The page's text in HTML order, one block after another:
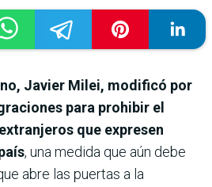
Javier Milei, modificó por
para prohibir el
que expresen
, una medida que aún debe
abre las puertas a la